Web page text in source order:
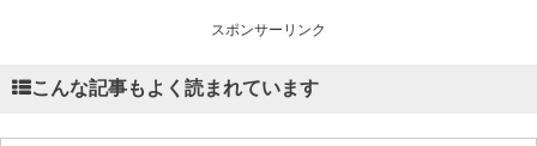
スポンサーリンク
こんな記事もよく読まれています